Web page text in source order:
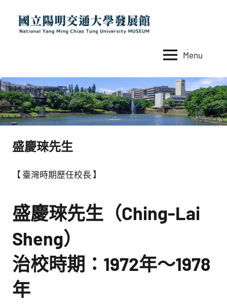
content
立
陽
明
交
通
學
展
館
NYCU
Museum
Ming
Chiao
Tung
University
Menu
盛慶琜先生
【 臺灣時期歷任校長 】
盛慶琜先生（Ching-Lai
Sheng）
治校時期：1972年～1978
年